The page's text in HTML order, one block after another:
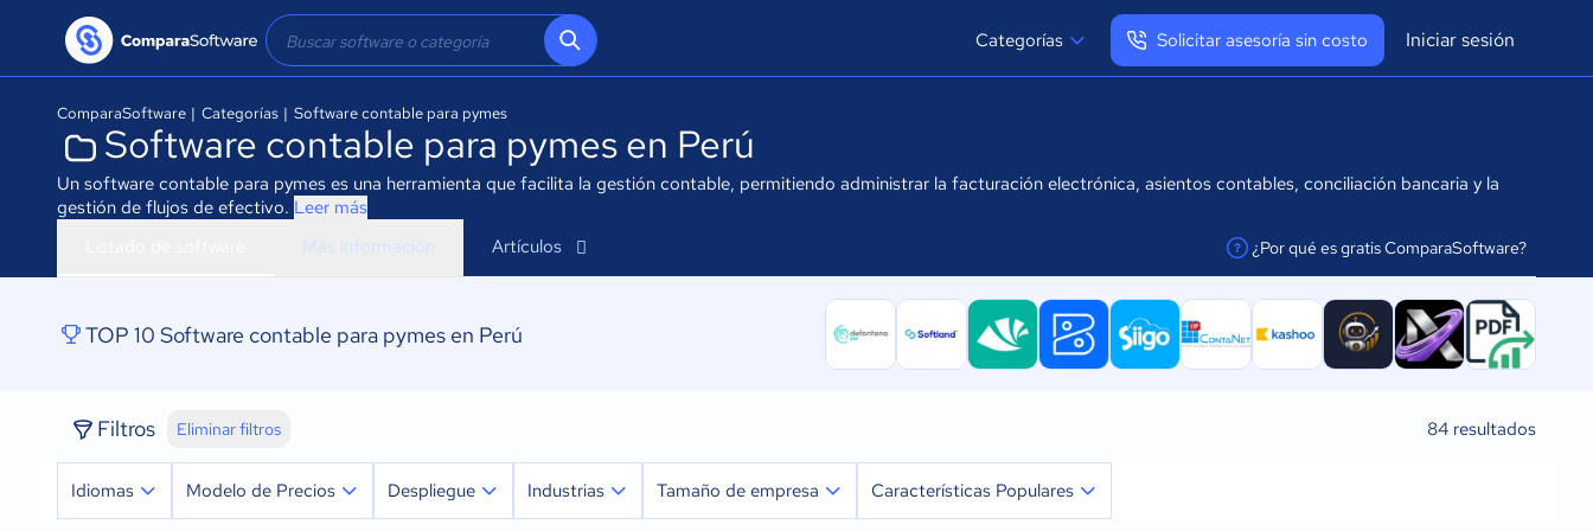
Categorías Solicitar asesoría sin costo Iniciar sesión
Cerrar sesión
ComparaSoftware | Categorías | Software contable para pymes
Software contable para pymes en Perú
Un software contable para pymes es una herramienta que facilita la gestión contable, permitiendo administrar la facturación electrónica, asientos contables, conciliación bancaria y la
gestión de flujos de efectivo. Leer más
Más información Artículos ¿Por qué es gratis ComparaSoftware?
facilitar la conexión
TOP 10 Software contable para pymes en Perú
Filtros Eliminar filtros 84 resultados
Idiomas Modelo de Precios Despliegue Industrias Tamaño de empresa Características Populares